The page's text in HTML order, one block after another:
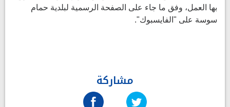
بها العمل، وفق ما جاء على الصفحة الرسمية لبلدية حمام
سوسة على "الفايسبوك".
مشاركة